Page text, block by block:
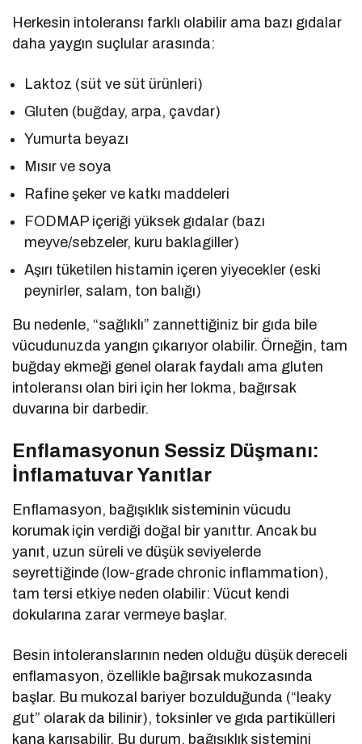
Herkesin intoleransı farklı olabilir ama bazı gıdalar
daha yaygın suçlular arasında:
Laktoz (süt ve süt ürünleri)
Gluten (buğday, arpa, çavdar)
Yumurta beyazı
Mısır ve soya
Rafine şeker ve katkı maddeleri
FODMAP içeriği yüksek gıdalar (bazı
meyve/sebzeler, kuru baklagiller)
Aşırı tüketilen histamin içeren yiyecekler (eski
peynirler, salam, ton balığı)
Bu nedenle, “sağlıklı” zannettiğiniz bir gıda bile
vücudunuzda yangın çıkarıyor olabilir. Örneğin, tam
buğday ekmeği genel olarak faydalı ama gluten
intoleransı olan biri için her lokma, bağırsak
duvarına bir darbedir.
Enflamasyonun Sessiz Düşmanı:
İnflamatuvar Yanıtlar
Enflamasyon, bağışıklık sisteminin vücudu
korumak için verdiği doğal bir yanıttır. Ancak bu
yanıt, uzun süreli ve düşük seviyelerde
seyrettiğinde (low-grade chronic inflammation),
tam tersi etkiye neden olabilir: Vücut kendi
dokularına zarar vermeye başlar.
Besin intoleranslarının neden olduğu düşük dereceli
enflamasyon, özellikle bağırsak mukozasında
başlar. Bu mukozal bariyer bozulduğunda (“leaky
gut” olarak da bilinir), toksinler ve gıda partikülleri
kana karışabilir. Bu durum, bağışıklık sistemini